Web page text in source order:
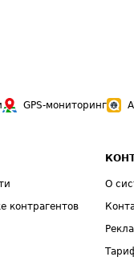
GPS-мониторинг
контрагентов
О